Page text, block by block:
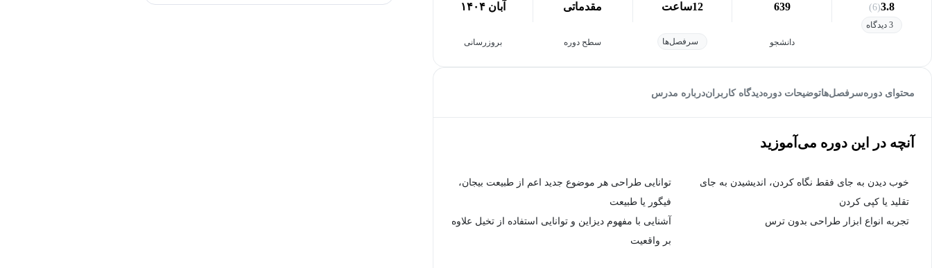
3.8
(6)
3 دیدگاه
639
دانشجو
12ساعت
سرفصل‌ها
مقدماتی
سطح دوره بروزرسانی
آبان ۱۴۰۴
محتوای دورهسرفصل‌هاتوضیحات دورهدیدگاه کاربراندرباره مدرس
آنچه در این دوره می‌آموزید
خوب دیدن به جای فقط نگاه کردن، اندیشیدن به جای
تقلید یا کپی کردن
توانایی طراحی هر موضوع جدید اعم از طبیعت بیجان،
فیگور یا طبیعت
تجربه انواع ابزار طراحی بدون ترس
آشنایی با مفهوم دیزاین و توانایی استفاده از تخیل علاوه
بر واقعیت